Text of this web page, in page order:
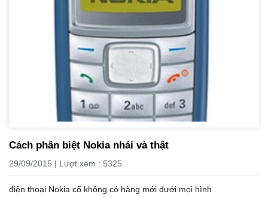
Cách phân biệt Nokia nhái và thật
29/09/2015 | Lượt xem : 5325
điện thoại Nokia cổ không có hàng mới dưới mọi hình